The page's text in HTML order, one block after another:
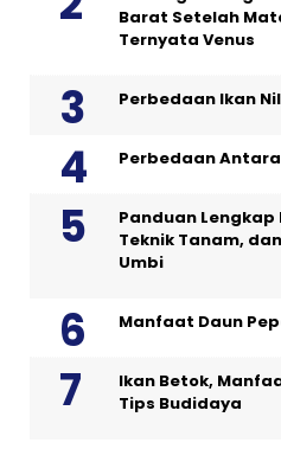
Barat Setelah
Ternyata Venus
Perbedaan Ikan
Perbedaan Antara
Panduan
Teknik Tanam,
Umbi
Manfaat Daun
Ikan Betok,
Tips Budidaya